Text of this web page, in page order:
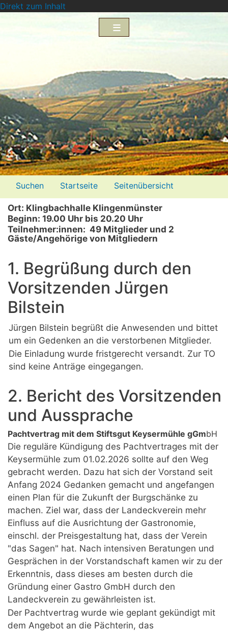
Direkt zum Inhalt
Menü2
Suchen Startseite
Seitenübersicht
Impressum
Datenschutzerklärung
Ort: Klingbachhalle Klingenmünster
Beginn: 19.00 Uhr bis 20.20 Uhr
Teilnehmer:innen: 49 Mitglieder und 2
Gäste/Angehörige von Mitgliedern
1. Begrüßung durch den
Vorsitzenden Jürgen
Bilstein
Jürgen Bilstein begrüßt die Anwesenden und bittet
um ein Gedenken an die verstorbenen Mitglieder.
Die Einladung wurde fristgerecht versandt. Zur TO
sind keine Anträge eingegangen.
2. Bericht des Vorsitzenden
und Aussprache
Pachtvertrag mit dem Stiftsgut Keysermühle gGmbH
Die reguläre Kündigung des Pachtvertrages mit der
Keysermühle zum 01.02.2026 sollte auf den Weg
gebracht werden. Dazu hat sich der Vorstand seit
Anfang 2024 Gedanken gemacht und angefangen
einen Plan für die Zukunft der Burgschänke zu
machen. Ziel war, dass der Landeckverein mehr
Einfluss auf die Ausrichtung der Gastronomie,
einschl. der Preisgestaltung hat, dass der Verein
"das Sagen" hat. Nach intensiven Beratungen und
Gesprächen in der Vorstandschaft kamen wir zu der
Erkenntnis, dass dieses am besten durch die
Gründung einer Gastro GmbH durch den
Landeckverein zu gewährleisten ist.
Der Pachtvertrag wurde wie geplant gekündigt mit
dem Angebot an die Pächterin, das